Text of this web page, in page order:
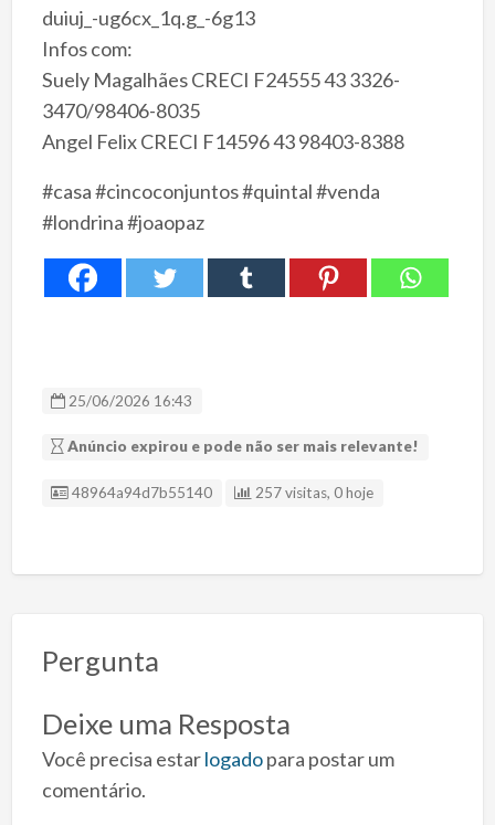
duiuj_-ug6cx_1q.g_-6g13
Infos com:
Suely Magalhães CRECI F24555 43 3326-
3470/98406-8035
Angel Felix CRECI F14596 43 98403-8388
#casa #cincoconjuntos #quintal #venda
#londrina #joaopaz
25/06/2026 16:43
Anúncio expirou e pode não ser mais relevante!
ID Anúncio
48964a94d7b55140 257 visitas, 0 hoje
Pergunta
Deixe uma Resposta
Você precisa estarlogadopara postar um
comentário.